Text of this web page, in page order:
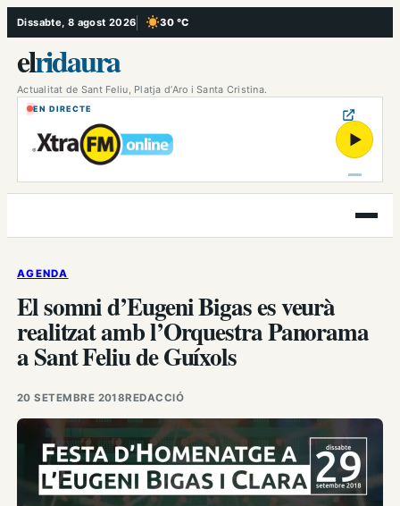
Vés
al
contingut
Dissabte, 8 agost 2026 30 °C
, Cel serè
elridaura
Actualitat de Sant Feliu, Platja d’Aro i Santa Cristina.
EN DIRECTE
▶
Obre
el
AGENDA
El somni d’Eugeni Bigas es veurà
realitzat amb l’Orquestra Panorama
a Sant Feliu de Guíxols
20 SETEMBRE 2018REDACCIÓ